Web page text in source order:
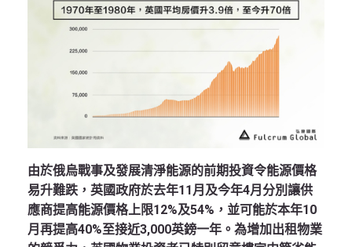
由於俄烏戰事及發展清淨能源的前期投資令能源價格
易升難跌，英國政府於去年11月及今年4月分別讓供
應商提高能源價格上限12%及54%，並可能於本年10
月再提高40%至接近3,000英鎊一年。為增加出租物業